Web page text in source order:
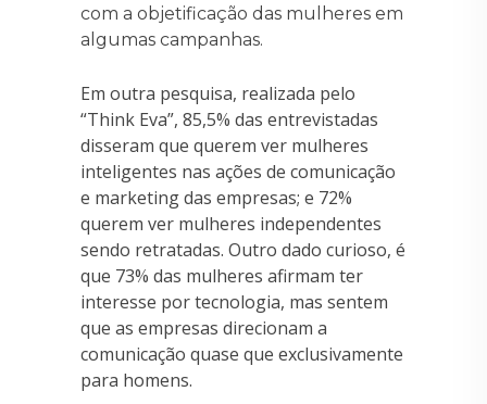
com a objetificação das mulheres em
algumas campanhas.
Em outra pesquisa, realizada pelo
“Think Eva”, 85,5% das entrevistadas
disseram que querem ver mulheres
inteligentes nas ações de comunicação
e marketing das empresas; e 72%
querem ver mulheres independentes
sendo retratadas. Outro dado curioso, é
que 73% das mulheres afirmam ter
interesse por tecnologia, mas sentem
que as empresas direcionam a
comunicação quase que exclusivamente
para homens.